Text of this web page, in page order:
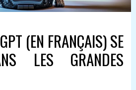
(EN FRANÇAIS) SE
LES GRANDES